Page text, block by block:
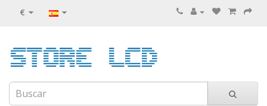
€